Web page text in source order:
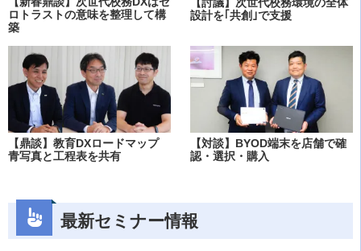
ロトラストの意味を整理して構
築
設計を｢共創｣で支援
【鼎談】教育DXロードマップ
青写真と工程表を共有
【対談】BYOD端末を店舗で確
認・選択・購入
最新セミナー情報